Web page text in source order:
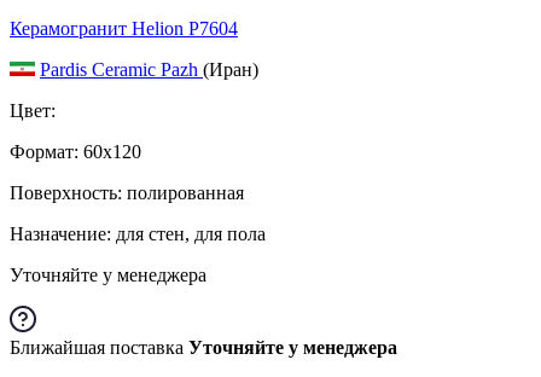
Керамогранит Helion P7604
Pardis Ceramic Pazh (Иран)
Цвет:
Формат: 60x120
Поверхность: полированная
Назначение: для стен, для пола
Уточняйте у менеджера
Ближайшая поставка Уточняйте у менеджера